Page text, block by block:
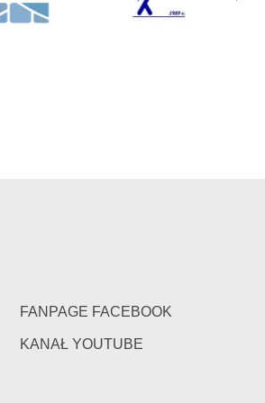
FANPAGE FACEBOOK
KANAŁ YOUTUBE